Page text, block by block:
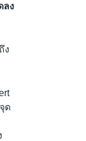
ลง
ง
ด